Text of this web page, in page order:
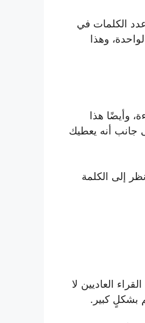
الكلمات في
وهذا
وأيضًا هذا
جانب أنه يعطيك
إلى الكلمة
سرعة القراءة إلى %300 أكثر، ومعظم القراء العاديين لا
بشكلٍ كبير.